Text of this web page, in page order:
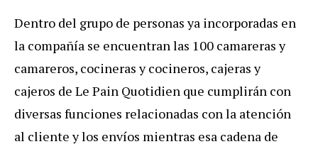
Dentro del grupo de personas ya incorporadas en
la compañía se encuentran las 100 camareras y
camareros, cocineras y cocineros, cajeras y
cajeros de Le Pain Quotidien que cumplirán con
diversas funciones relacionadas con la atención
al cliente y los envíos mientras esa cadena de